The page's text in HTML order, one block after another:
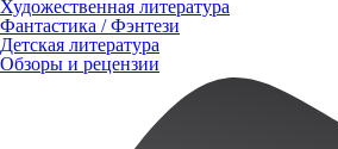
Художественная литература
Фантастика / Фэнтези
Детская литература
Обзоры и рецензии